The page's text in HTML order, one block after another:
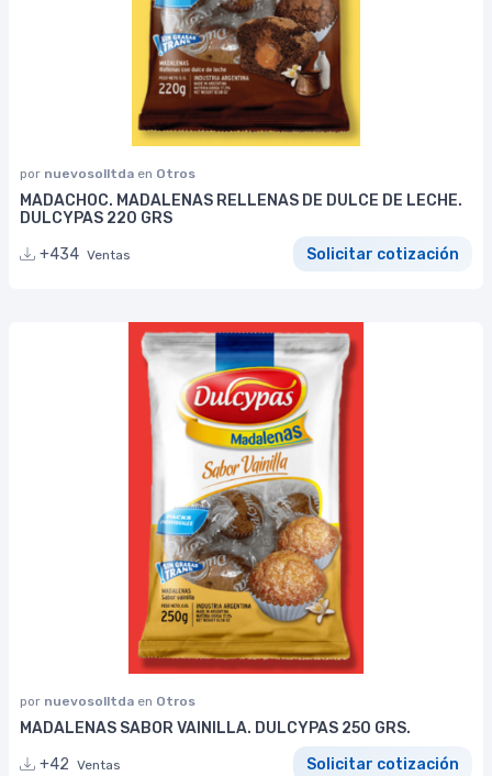
por nuevosolltda en Otros
MADACHOC. MADALENAS RELLENAS DE DULCE DE LECHE.
DULCYPAS 220 GRS
+434 Ventas Solicitar cotización
por nuevosolltda en Otros
MADALENAS SABOR VAINILLA. DULCYPAS 250 GRS.
+42 Ventas Solicitar cotización